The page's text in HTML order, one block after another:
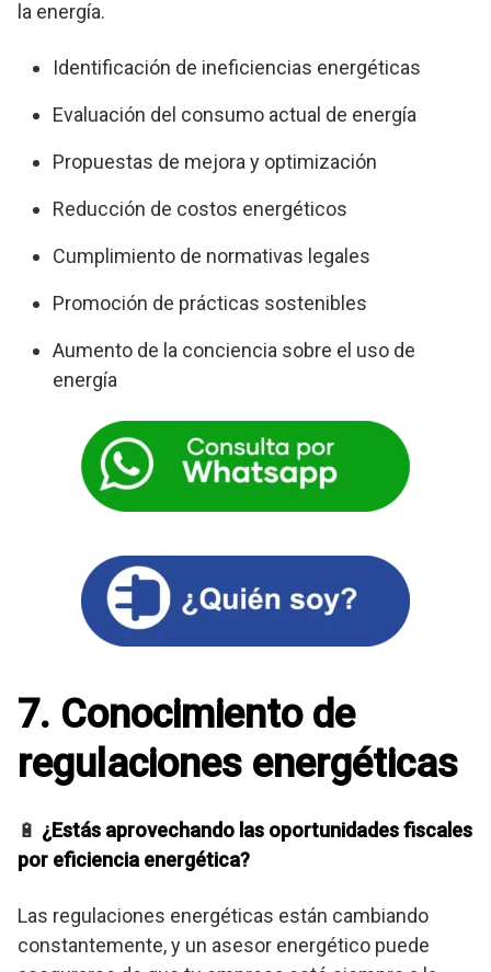
la energía.
Identificación de ineficiencias energéticas
Evaluación del consumo actual de energía
Propuestas de mejora y optimización
Reducción de costos energéticos
Cumplimiento de normativas legales
Promoción de prácticas sostenibles
Aumento de la conciencia sobre el uso de
energía
7. Conocimiento de
regulaciones energéticas
🔋 ¿Estás aprovechando las oportunidades fiscales
por eficiencia energética?
Las regulaciones energéticas están cambiando
constantemente, y un asesor energético puede